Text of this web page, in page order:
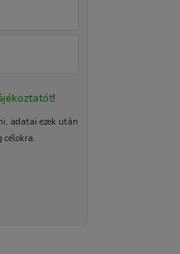
!
adatai ezek után
célokra.